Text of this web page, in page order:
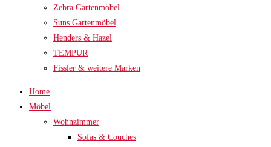
Zebra Gartenmöbel
Suns Gartenmöbel
Henders & Hazel
TEMPUR
Fissler & weitere Marken
Home
Möbel
Wohnzimmer
Sofas & Couches